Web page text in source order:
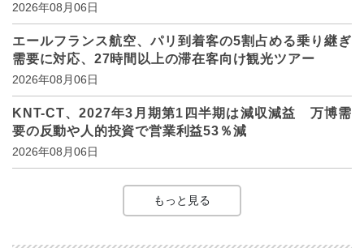
2026年08月06日
エールフランス航空、パリ到着客の5割占める乗り継ぎ
需要に対応、27時間以上の滞在客向け観光ツアー
2026年08月06日
KNT-CT、2027年3月期第1四半期は減収減益 万博需
要の反動や人的投資で営業利益53％減
2026年08月06日
もっと見る